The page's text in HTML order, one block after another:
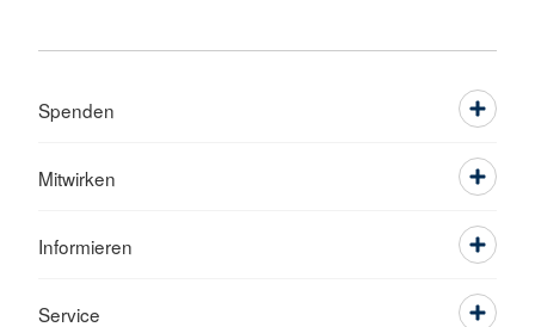
Spenden
Mitwirken
Informieren
Service